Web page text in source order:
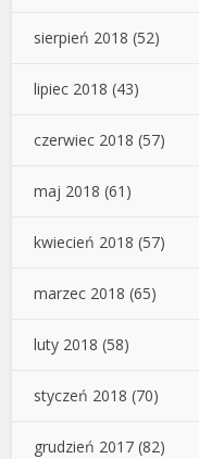
sierpień 2018 (52)
lipiec 2018 (43)
czerwiec 2018 (57)
maj 2018 (61)
kwiecień 2018 (57)
marzec 2018 (65)
luty 2018 (58)
styczeń 2018 (70)
grudzień 2017 (82)